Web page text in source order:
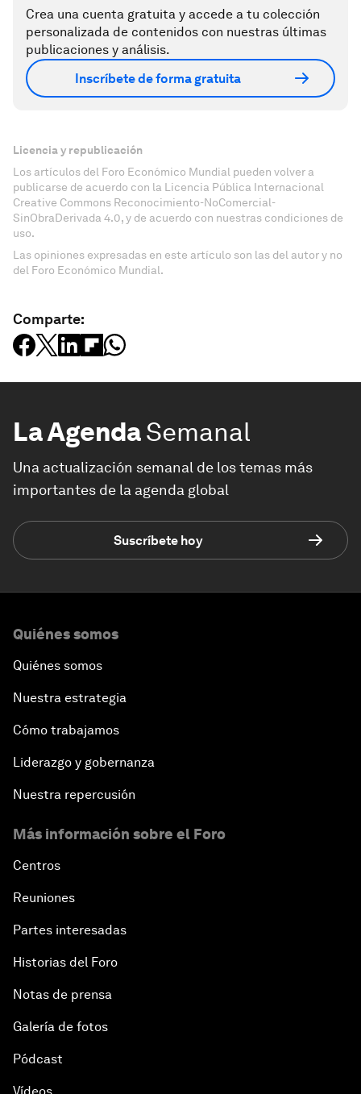
Crea una cuenta gratuita y accede a tu colección
personalizada de contenidos con nuestras últimas
publicaciones y análisis.
Inscríbete de forma gratuita
Licencia y republicación
Los artículos del Foro Económico Mundial pueden volver a
publicarse de acuerdo con la Licencia Pública Internacional
Creative Commons Reconocimiento-NoComercial-
SinObraDerivada 4.0, y de acuerdo con nuestras condiciones de
uso.
Las opiniones expresadas en este artículo son las del autor y no
del Foro Económico Mundial.
Comparte:
La AgendaSemanal
Una actualización semanal de los temas más
importantes de la agenda global
Suscríbete hoy
Quiénes somos
Quiénes somos
Nuestra estrategia
Cómo trabajamos
Liderazgo y gobernanza
Nuestra repercusión
Más información sobre el Foro
Centros
Reuniones
Partes interesadas
Historias del Foro
Notas de prensa
Galería de fotos
Pódcast